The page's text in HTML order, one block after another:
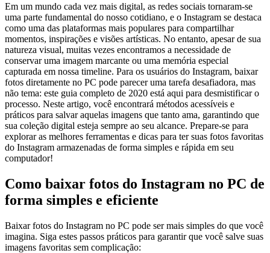
Em um mundo cada vez mais digital, as ‌redes sociais‌ tornaram-se
uma parte fundamental do‍ nosso cotidiano,⁢ e o⁢ Instagram se destaca
como uma das plataformas mais populares para compartilhar
momentos, inspirações e⁢ visões artísticas. No entanto,‌ apesar de sua
natureza visual, muitas‌ vezes encontramos a necessidade de
conservar‍ uma imagem marcante⁣ ou uma memória especial⁤
capturada em nossa timeline. Para os usuários do⁢ Instagram, baixar
fotos diretamente‍ no PC pode parecer uma tarefa desafiadora,⁣ mas
não tema: este guia completo‍ de 2020 ⁢está aqui para⁢ desmistificar o
processo. Neste artigo, você encontrará métodos acessíveis e
⁣práticos para salvar aquelas imagens que tanto ama, garantindo​ que
sua coleção digital esteja ​sempre⁢ ao seu alcance. Prepare-se para
explorar⁤ as melhores ferramentas e dicas para ter‍ suas fotos favoritas
⁢do Instagram armazenadas‌ de forma⁤ simples e ⁣rápida em seu
computador!
Como baixar fotos do ⁣Instagram no PC de
forma simples e eficiente
Baixar fotos do Instagram no PC pode ser mais simples do que‌ você
imagina. Siga estes passos práticos para garantir que você ​salve suas
imagens favoritas sem complicação: